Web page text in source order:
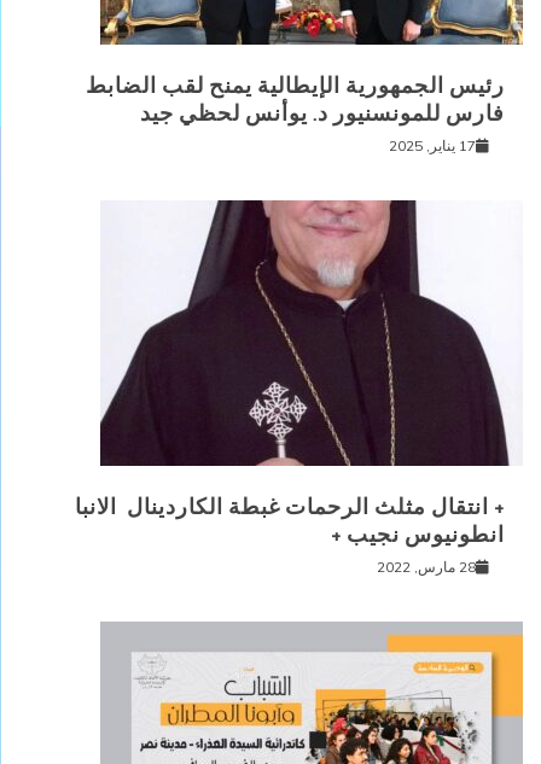
رئيس الجمهورية الإيطالية يمنح لقب الضابط
فارس للمونسنيور د. يوأنس لحظي جيد
17 يناير, 2025
+ انتقال مثلث الرحمات غبطة الكاردينال الانبا
انطونيوس نجيب +
28 مارس, 2022